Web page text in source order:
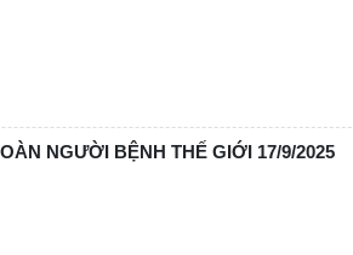
NGƯỜI BỆNH THẾ GIỚI 17/9/2025